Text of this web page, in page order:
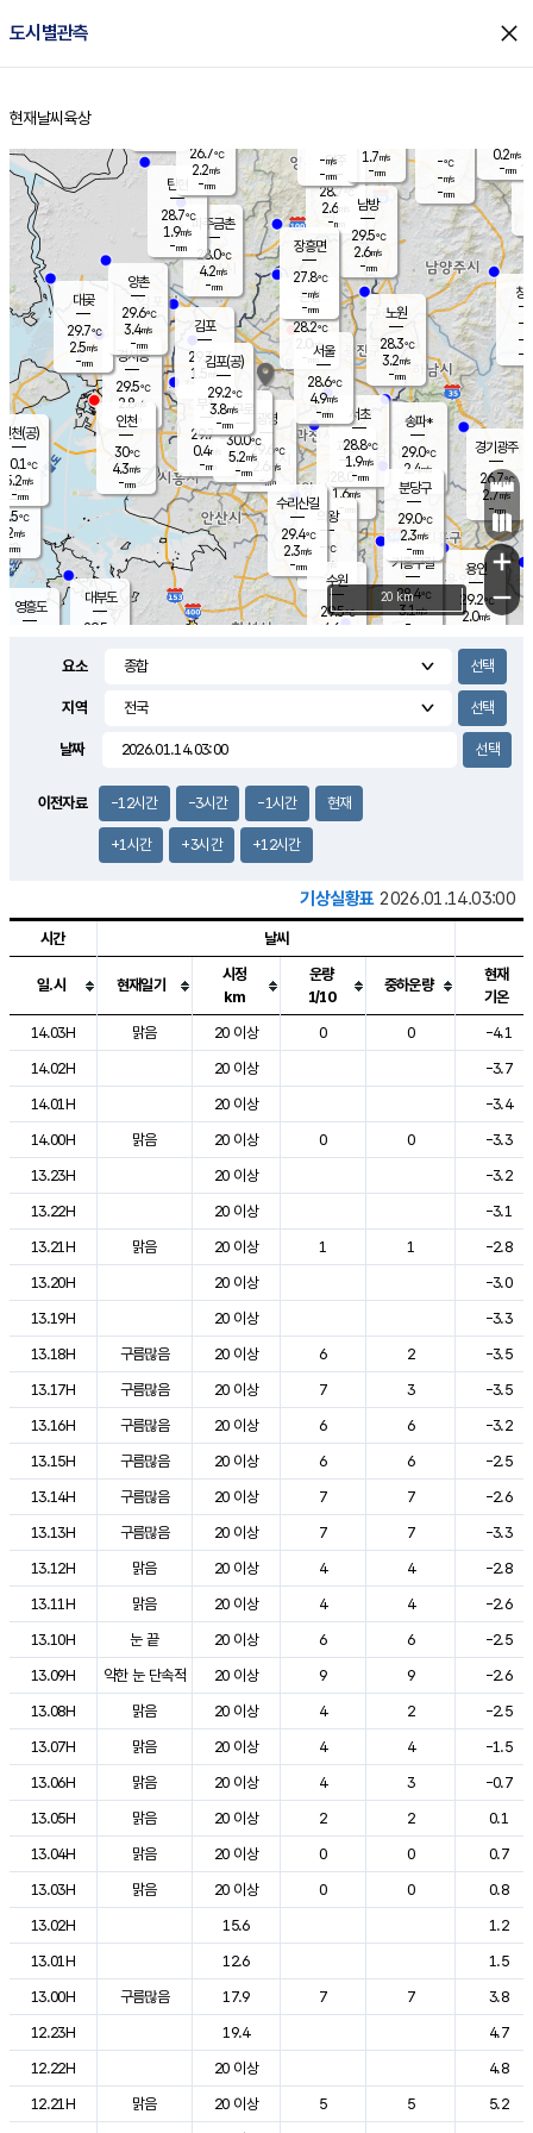
도시별관측 close
홈
현재날씨 육상
의도
℃
m/s
mm
영흥도
양주
28.7℃
2.6
-mm
과천
28.0℃
1.6m/s
- mm
용인
29.2℃
2.0m/s
경기광주
26.7℃
2.7m/s
-mm
3.8m/s
대부도
29.5
경서동
29.5℃
2.8 m/s
-mm
파주금촌
28.0℃
4.2m/s
-mm
-℃
-m/s
-mm
대곶
29.7℃
2.5m/s
-mm
창
-
-m/
-
탄현
28.7℃
1.9m/s
-mm
0.2m/s
-mm
의왕
- ℃
m/s
mm
김포
29.3℃
1.5 m/s
mm
광명
29.6 ℃
2.6 m/s
-mm
부천
29.7℃
0.4m/s
-mm
양촌
29.6℃
3.4m/s
-mm
구로
30.0℃
5.2m/s
-mm
은평
28.2℃
2.0 m/s
- mm
노원
28.3℃
3.2m/s
-mm
송파*
29.0℃
2.4m/s
-mm
서초
28.8℃
1.9m/s
-mm
남방
29.5℃
2.6m/s
-mm
기흥구갈
28.4℃
3.1m/s
-
수리산길
29.4℃
2.3m/s
-mm
분당구
29.0℃
2.3m/s
-mm
장흥면
27.8℃
-m/s
-mm
-m/s
-mm
인천(공)
30.1℃
5.2m/s
-mm
김포(공)
29.2℃
3.8m/s
-mm
수원
29.5℃
4.6 m/s
인천
30℃
4.3m/s
-mm
서울
28.6℃
4.9m/s
-mm
26.7℃
2.2m/s
-mm
1.7m/s
-mm
+
−
20 km
요소
지역
날짜
이전자료 -12시간 -3시간 -1시간 현재
+1시간 +3시간 +12시간
기상실황표 2026.01.14.03:00
도시별 기상실황표로 지점, 날씨, 기온, 강수, 바람, 기압등을 안내한 표입
시간 날씨
일.시 현재일기
시정
km
운량
1/10
중하운량
현재
기온
14.03H
맑음 20 이상 0 0
-4.1
14.02H
20 이상
-3.7
14.01H
20 이상
-3.4
14.00H
맑음 20 이상 0 0
-3.3
13.23H
20 이상
-3.2
13.22H
20 이상
-3.1
13.21H
맑음 20 이상 1 1
-2.8
13.20H
20 이상
-3.0
13.19H
20 이상
-3.3
13.18H
구름많음 20 이상 6 2
-3.5
13.17H
구름많음 20 이상 7 3
-3.5
13.16H
구름많음 20 이상 6 6
-3.2
13.15H
구름많음 20 이상 6 6
-2.5
13.14H
구름많음 20 이상 7 7
-2.6
13.13H
구름많음 20 이상 7 7
-3.3
13.12H
맑음 20 이상 4 4
-2.8
13.11H
맑음 20 이상 4 4
-2.6
13.10H
눈 끝 20 이상 6 6
-2.5
13.09H
약한 눈 단속적 20 이상 9 9
-2.6
13.08H
맑음 20 이상 4 2
-2.5
13.07H
맑음 20 이상 4 4
-1.5
13.06H
맑음 20 이상 4 3
-0.7
13.05H
맑음 20 이상 2 2
0.1
13.04H
맑음 20 이상 0 0
0.7
13.03H
맑음 20 이상 0 0
0.8
13.02H
15.6
1.2
13.01H
12.6
1.5
13.00H
구름많음 17.9 7 7
3.8
12.23H
19.4
4.7
12.22H
20 이상
4.8
12.21H
맑음 20 이상 5 5
5.2